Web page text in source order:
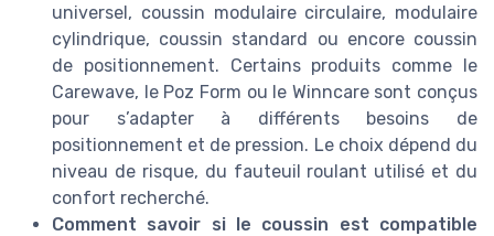
universel, coussin modulaire circulaire, modulaire
cylindrique, coussin standard ou encore coussin
de positionnement. Certains produits comme le
Carewave, le Poz Form ou le Winncare sont conçus
pour s’adapter à différents besoins de
positionnement et de pression. Le choix dépend du
niveau de risque, du fauteuil roulant utilisé et du
confort recherché.
Comment savoir si le coussin est compatible